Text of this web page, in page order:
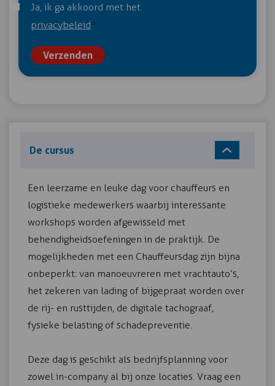
De cursus
Een leerzame en leuke dag voor chauffeurs en
logistieke medewerkers waarbij interessante
workshops worden afgewisseld met
behendigheidsoefeningen in de praktijk. De
mogelijkheden met een Chauffeursdag zijn bijna
onbeperkt: van manoeuvreren met vrachtauto’s,
het zekeren van lading of bijgepraat worden over
de rij- en rusttijden, de digitale tachograaf,
fysieke belasting of schadepreventie.
Deze dag is geschikt als bedrijfsplanning voor
zowel in-company al bij onze locaties. Vraag een
Ja, ik ga akkoord met het
privacybeleid*
Verzenden